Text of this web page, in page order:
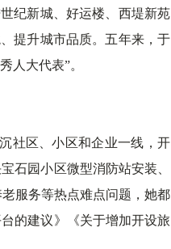
纪新城、好运楼、西堤新苑
提升城市品质。五年来，于
人大代表”。
社区、小区和企业一线，开
石园小区微型消防站安装、
服务等热点难点问题，她都
的建议》《关于增加开设旅